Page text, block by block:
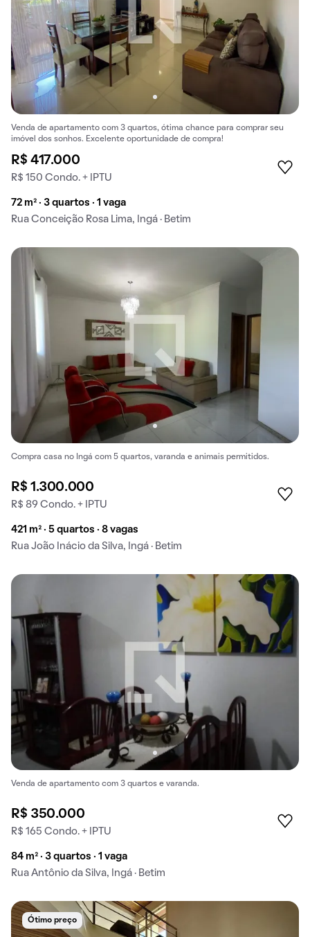
Venda de apartamento com 3 quartos, ótima chance para comprar seu
imóvel dos sonhos. Excelente oportunidade de compra!
R$ 417.000
R$ 150 Condo. + IPTU
72 m² · 3 quartos · 1 vaga
Rua Conceição Rosa Lima, Ingá · Betim
Compra casa no Ingá com 5 quartos, varanda e animais permitidos.
R$ 1.300.000
R$ 89 Condo. + IPTU
421 m² · 5 quartos · 8 vagas
Rua João Inácio da Silva, Ingá · Betim
Venda de apartamento com 3 quartos e varanda.
R$ 350.000
R$ 165 Condo. + IPTU
84 m² · 3 quartos · 1 vaga
Rua Antônio da Silva, Ingá · Betim
Ótimo preço